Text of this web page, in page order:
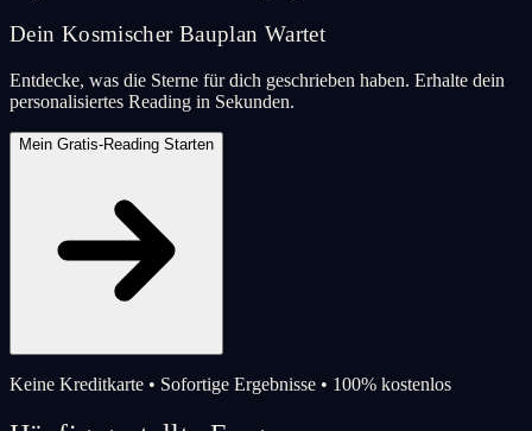
Dein Kosmischer Bauplan Wartet
Entdecke, was die Sterne für dich geschrieben haben. Erhalte dein
personalisiertes Reading in Sekunden.
Mein Gratis-Reading Starten
Keine Kreditkarte • Sofortige Ergebnisse • 100% kostenlos